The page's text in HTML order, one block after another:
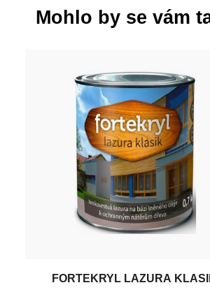
Mohlo by se vám
FORTEKRYL LAZURA